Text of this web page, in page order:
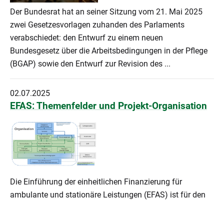
Der Bundesrat hat an seiner Sitzung vom 21. Mai 2025
zwei Gesetzesvorlagen zuhanden des Parlaments
verabschiedet: den Entwurf zu einem neuen
Bundesgesetz über die Arbeitsbedingungen in der Pflege
(BGAP) sowie den Entwurf zur Revision des ...
02.07.2025
EFAS: Themenfelder und Projekt-Organisation
Die Einführung der einheitlichen Finanzierung für
ambulante und stationäre Leistungen (EFAS) ist für den